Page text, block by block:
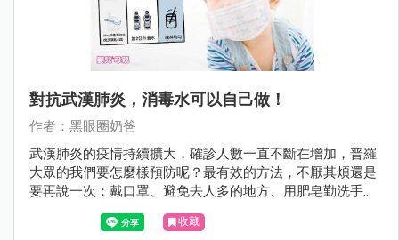
對抗武漢肺炎，消毒水可以自己做！
作者：黑眼圈奶爸
武漢肺炎的疫情持續擴大，確診人數一直不斷在增加，普羅
大眾的我們要怎麼樣預防呢？最有效的方法，不厭其煩還是
要再說一次：戴口罩、避免去人多的地方、用肥皂勤洗手，
另外，當需要消毒時怎麼辦呢？這次黑眼圈奶爸也來教大家
如何自製消毒水～
收藏